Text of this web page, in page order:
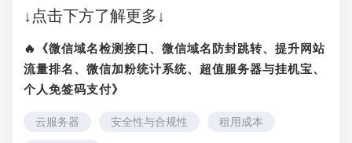
↓点击下方了解更多↓
🔥《微信域名检测接口、微信域名防封跳转、提升网站
流量排名、微信加粉统计系统、超值服务器与挂机宝、
个人免签码支付》
云服务器 安全性与合规性 租用成本